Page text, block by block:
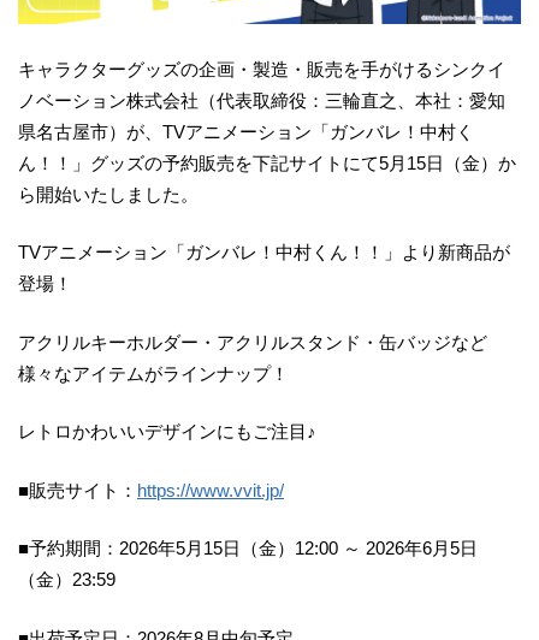
キャラクターグッズの企画・製造・販売を手がけるシンクイ
ノベーション株式会社（代表取締役：三輪直之、本社：愛知
県名古屋市）が、TVアニメーション「ガンバレ！中村く
ん！！」グッズの予約販売を下記サイトにて5月15日（金）か
ら開始いたしました。
TVアニメーション「ガンバレ！中村くん！！」より新商品が
登場！
アクリルキーホルダー・アクリルスタンド・缶バッジなど
様々なアイテムがラインナップ！
レトロかわいいデザインにもご注目♪
■販売サイト： https://www.vvit.jp/
■予約期間：2026年5月15日（金）12:00 ～ 2026年6月5日
（金）23:59